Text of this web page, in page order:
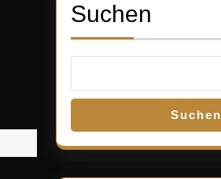
Suchen
Suchen